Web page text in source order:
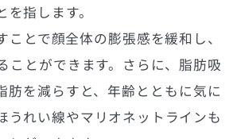
指します。
ことで顔全体の膨張感を緩和し、
ことができます。さらに、脂肪吸
肪を減らすと、年齢とともに気に
うれい線やマリオネットラインも